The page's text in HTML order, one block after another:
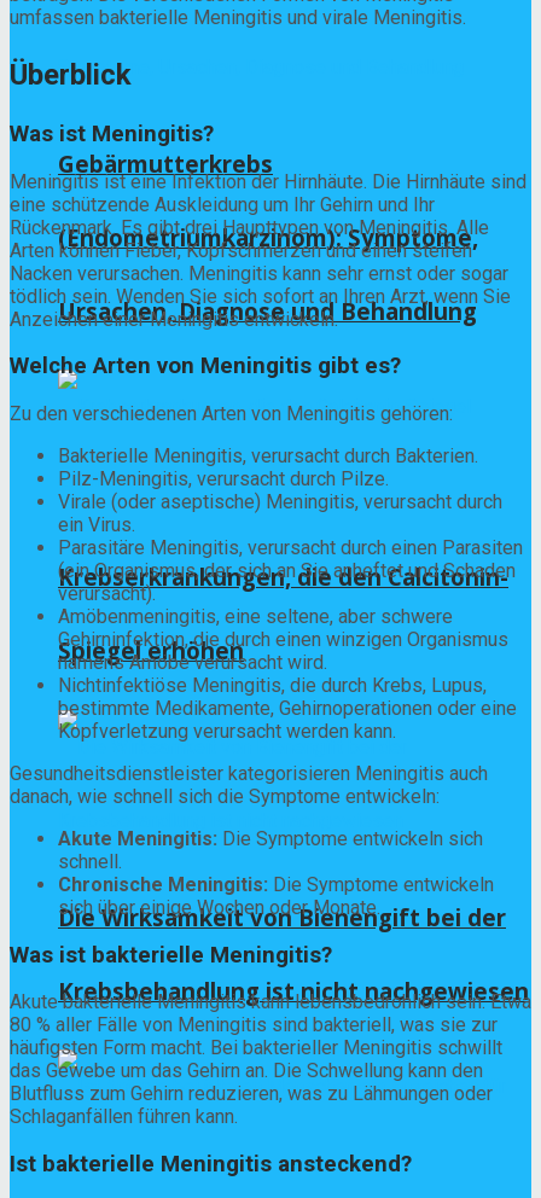
Gebärmutterkrebs
(Endometriumkarzinom): Symptome,
Ursachen, Diagnose und Behandlung
Krebserkrankungen, die den Calcitonin-
Spiegel erhöhen
Die Wirksamkeit von Bienengift bei der
Krebsbehandlung ist nicht nachgewiesen
umfassen bakterielle Meningitis und virale Meningitis.
Überblick
Was ist Meningitis?
Meningitis ist eine Infektion der Hirnhäute. Die Hirnhäute sind
eine schützende Auskleidung um Ihr Gehirn und Ihr
Rückenmark. Es gibt drei Haupttypen von Meningitis. Alle
Arten können Fieber, Kopfschmerzen und einen steifen
Nacken verursachen. Meningitis kann sehr ernst oder sogar
tödlich sein. Wenden Sie sich sofort an Ihren Arzt, wenn Sie
Anzeichen einer Meningitis entwickeln.
Welche Arten von Meningitis gibt es?
Zu den verschiedenen Arten von Meningitis gehören:
Bakterielle Meningitis, verursacht durch Bakterien.
Pilz-Meningitis, verursacht durch Pilze.
Virale (oder aseptische) Meningitis, verursacht durch
ein Virus.
Parasitäre Meningitis, verursacht durch einen Parasiten
(ein Organismus, der sich an Sie anheftet und Schaden
verursacht).
Amöbenmeningitis, eine seltene, aber schwere
Gehirninfektion, die durch einen winzigen Organismus
namens Amöbe verursacht wird.
Nichtinfektiöse Meningitis, die durch Krebs, Lupus,
bestimmte Medikamente, Gehirnoperationen oder eine
Kopfverletzung verursacht werden kann.
Gesundheitsdienstleister kategorisieren Meningitis auch
danach, wie schnell sich die Symptome entwickeln:
Akute Meningitis: Die Symptome entwickeln sich
schnell.
Chronische Meningitis: Die Symptome entwickeln
sich über einige Wochen oder Monate.
Was ist bakterielle Meningitis?
Akute bakterielle Meningitis kann lebensbedrohlich sein. Etwa
80 % aller Fälle von Meningitis sind bakteriell, was sie zur
häufigsten Form macht. Bei bakterieller Meningitis schwillt
das Gewebe um das Gehirn an. Die Schwellung kann den
Blutfluss zum Gehirn reduzieren, was zu Lähmungen oder
Schlaganfällen führen kann.
Ist bakterielle Meningitis ansteckend?